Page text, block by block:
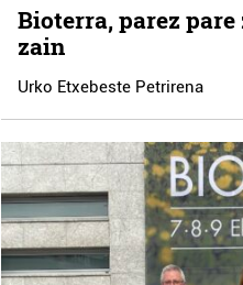
Bioterra, parez
zain
Urko Etxebeste Petrirena